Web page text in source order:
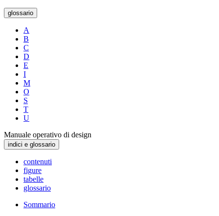
glossario
A
B
C
D
E
I
M
O
S
T
U
Manuale operativo di design
indici e glossario
contenuti
figure
tabelle
glossario
Sommario